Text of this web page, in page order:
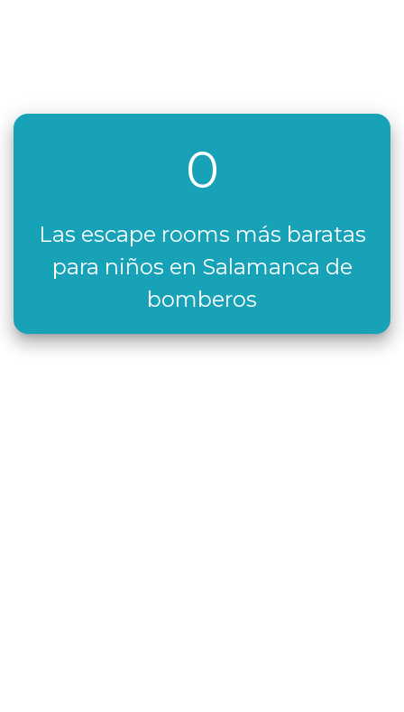
0
Las escape rooms más baratas
para niños en Salamanca de
bomberos